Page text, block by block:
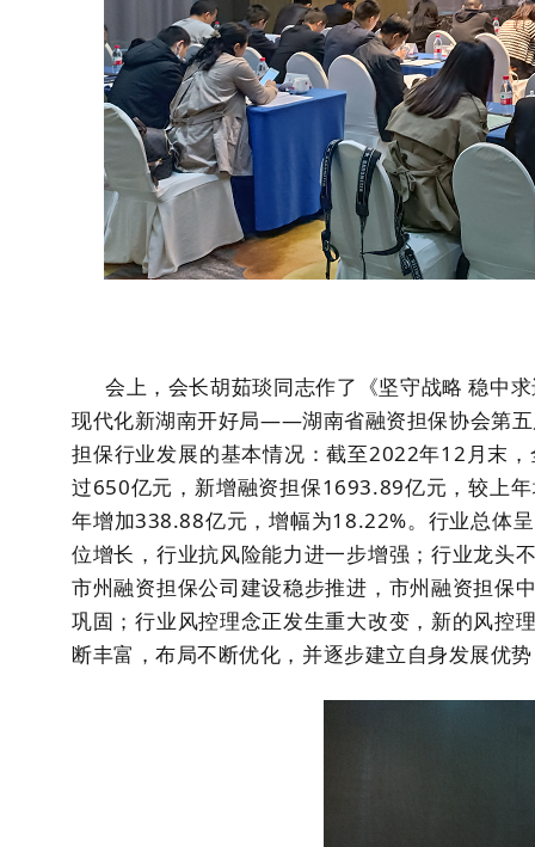
会上，会长胡茹琰同志作了《坚守战略 稳中
现代化新湖南开好局——湖南省融资担保协会第
担保行业发展的基本情况：截至2022年12月末
过650亿元，新增融资担保1693.89亿元，较上
年增加338.88亿元，增幅为18.22%。行业总体
位增长，行业抗风险能力进一步增强；行业龙头
市州融资担保公司建设稳步推进，市州融资担保
巩固；行业风控理念正发生重大改变，新的风控
断丰富，布局不断优化，并逐步建立自身发展优